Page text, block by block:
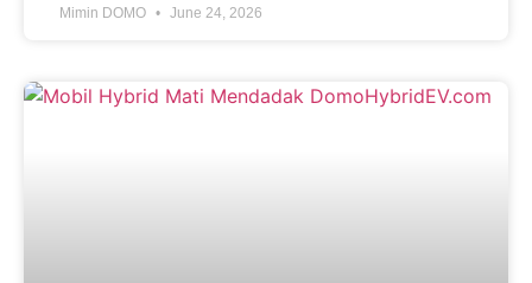
Mimin DOMO June 24, 2026